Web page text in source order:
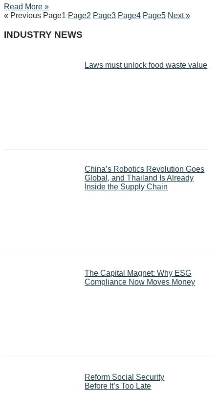
Read More »
« Previous Page1 Page2 Page3 Page4 Page5 Next »
INDUSTRY NEWS
Laws must unlock food waste value
China’s Robotics Revolution Goes
Global, and Thailand Is Already
Inside the Supply Chain
The Capital Magnet: Why ESG
Compliance Now Moves Money
Reform Social Security
Before It’s Too Late